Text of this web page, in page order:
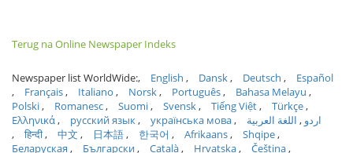
Terug na Online Newspaper Indeks
Newspaper list WorldWide: English Dansk Deutsch
Español
Français
Italiano Norsk Português
Bahasa Melayu
Polski
Romanesc Suomi Svensk Tiếng Việt
Türkçe
Ελληνικά
русский язык українська мова اردو
اللغة العربية
हिन्दी
中文 日本語 한국어 Afrikaans
Shqipe
Беларуская
Български Català Hrvatska
Čeština